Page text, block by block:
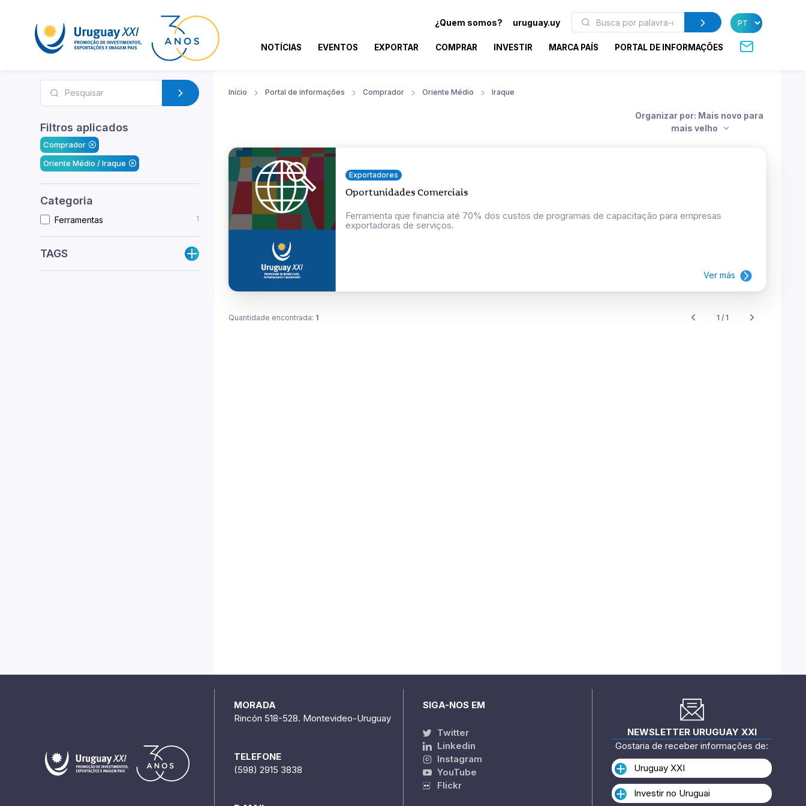
¿Quem somos? uruguay.uy
NOTÍCIAS EVENTOS EXPORTAR COMPRAR INVESTIR MARCA PAÍS PORTAL DE INFORMAÇÕES
Filtros aplicados
Comprador
Oriente Médio / Iraque
Categoria
Ferramentas 1
TAGS
Início Portal de informações Comprador Oriente Médio Iraque
Organizar por: Mais novo para
mais velho
Exportadores
Oportunidades Comerciais
Ferramenta que financia até 70% dos custos de programas de capacitação para empresas
exportadoras de serviços.
Ver más
Quantidade encontrada: 1 1 / 1
MORADA
Rincón 518-528. Montevideo-Uruguay
TELEFONE
(598) 2915 3838
SIGA-NOS EM
Twitter
Linkedin
Instagram
YouTube
Flickr
NEWSLETTER URUGUAY XXI
Gostaria de receber informações de:
Uruguay XXI
Investir no Uruguai